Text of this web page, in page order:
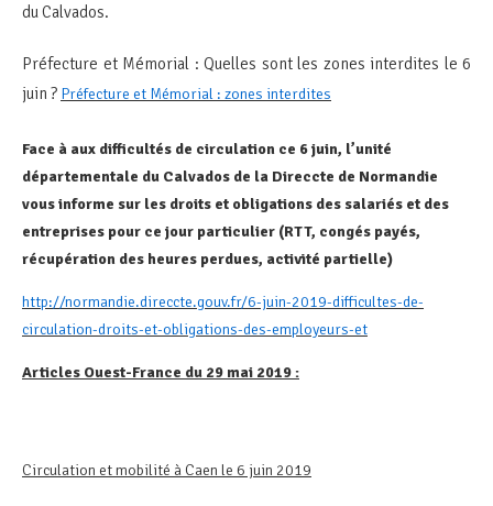
du Calvados.
Préfecture et Mémorial : Quelles sont les zones interdites le 6
juin ? Préfecture et Mémorial : zones interdites
Face à aux difficultés de circulation ce 6 juin, l’unité
départementale du Calvados de la Direccte de Normandie
vous informe sur les droits et obligations des salariés et des
entreprises pour ce jour particulier (RTT, congés payés,
récupération des heures perdues, activité partielle)
http://normandie.direccte.gouv.fr/6-juin-2019-difficultes-de-
circulation-droits-et-obligations-des-employeurs-et
Articles Ouest-France du 29 mai 2019 :
Circulation et mobilité à Caen le 6 juin 2019